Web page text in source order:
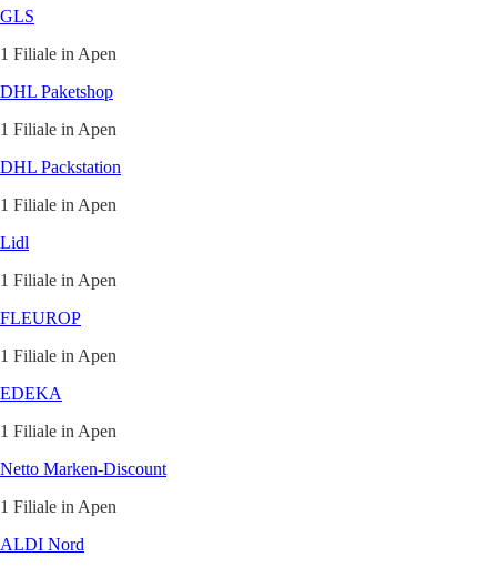
GLS
1 Filiale in Apen
DHL Paketshop
1 Filiale in Apen
DHL Packstation
1 Filiale in Apen
Lidl
1 Filiale in Apen
FLEUROP
1 Filiale in Apen
EDEKA
1 Filiale in Apen
Netto Marken-Discount
1 Filiale in Apen
ALDI Nord